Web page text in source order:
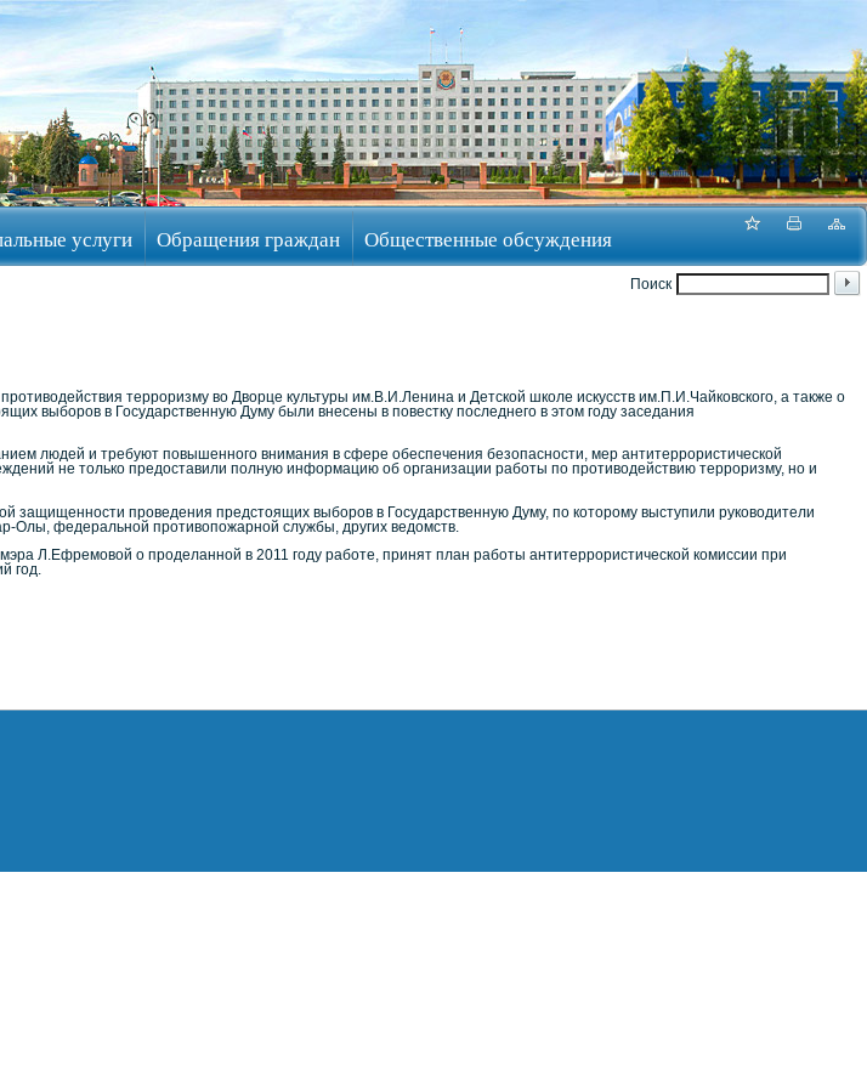
услуги Обращения граждан Общественные обсуждения
Поиск
терроризму во Дворце культуры им.В.И.Ленина и Детской школе искусств им.П.И.Чайковского, а также о
выборов в Государственную Думу были внесены в повестку последнего в этом году заседания
людей и требуют повышенного внимания в сфере обеспечения безопасности, мер антитеррористической
не только предоставили полную информацию об организации работы по противодействию терроризму, но и
защищенности проведения предстоящих выборов в Государственную Думу, по которому выступили руководители
Олы, федеральной противопожарной службы, других ведомств.
Л.Ефремовой о проделанной в 2011 году работе, принят план работы антитеррористической комиссии при
год.